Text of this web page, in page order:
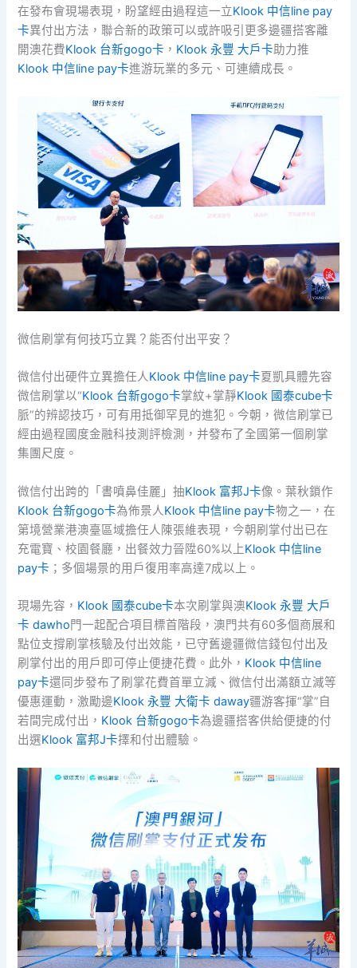
在發布會現場表現，盼望經由過程這一立Klook 中信line pay
卡異付出方法，聯合新的政策可以或許吸引更多邊疆搭客離
開澳花費Klook 台新gogo卡 ， Klook 永豐 大戶卡助力推
Klook 中信line pay卡進游玩業的多元、可連續成長。
微信刷掌有何技巧立異？能否付出平安？
微信付出硬件立異擔任人Klook 中信line pay卡夏凱具體先容
微信刷掌以“Klook 台新gogo卡掌紋+掌靜Klook 國泰cube卡
脈”的辨認技巧，可有用抵御罕見的進犯。今朝，微信刷掌已
經由過程國度金融科技測評檢測，并發布了全國第一個刷掌
集團尺度。
微信付出跨的「書噴鼻佳麗」抽Klook 富邦J卡像。葉秋鎖作
Klook 台新gogo卡為佈景人Klook 中信line pay卡物之一，在
第境營業港澳臺區域擔任人陳張維表現，今朝刷掌付出已在
充電寶、校園餐廳，出餐效力晉陞60%以上Klook 中信line
pay卡 ；多個場景的用戶復用率高達7成以上。
現場先容， Klook 國泰cube卡本次刷掌與澳Klook 永豐 大戶
卡 dawho門一起配合項目標首階段，澳門共有60多個商展和
點位支撐刷掌核驗及付出效能，已守舊邊疆微信錢包付出及
刷掌付出的用戶即可停止便捷花費。此外， Klook 中信line
pay卡還同步發布了刷掌花費首單立減、微信付出滿額立減等
優惠運動，激勵邊Klook 永豐 大衛卡 daway疆游客揮“掌”自
若間完成付出， Klook 台新gogo卡為邊疆搭客供給便捷的付
出選Klook 富邦J卡擇和付出體驗。